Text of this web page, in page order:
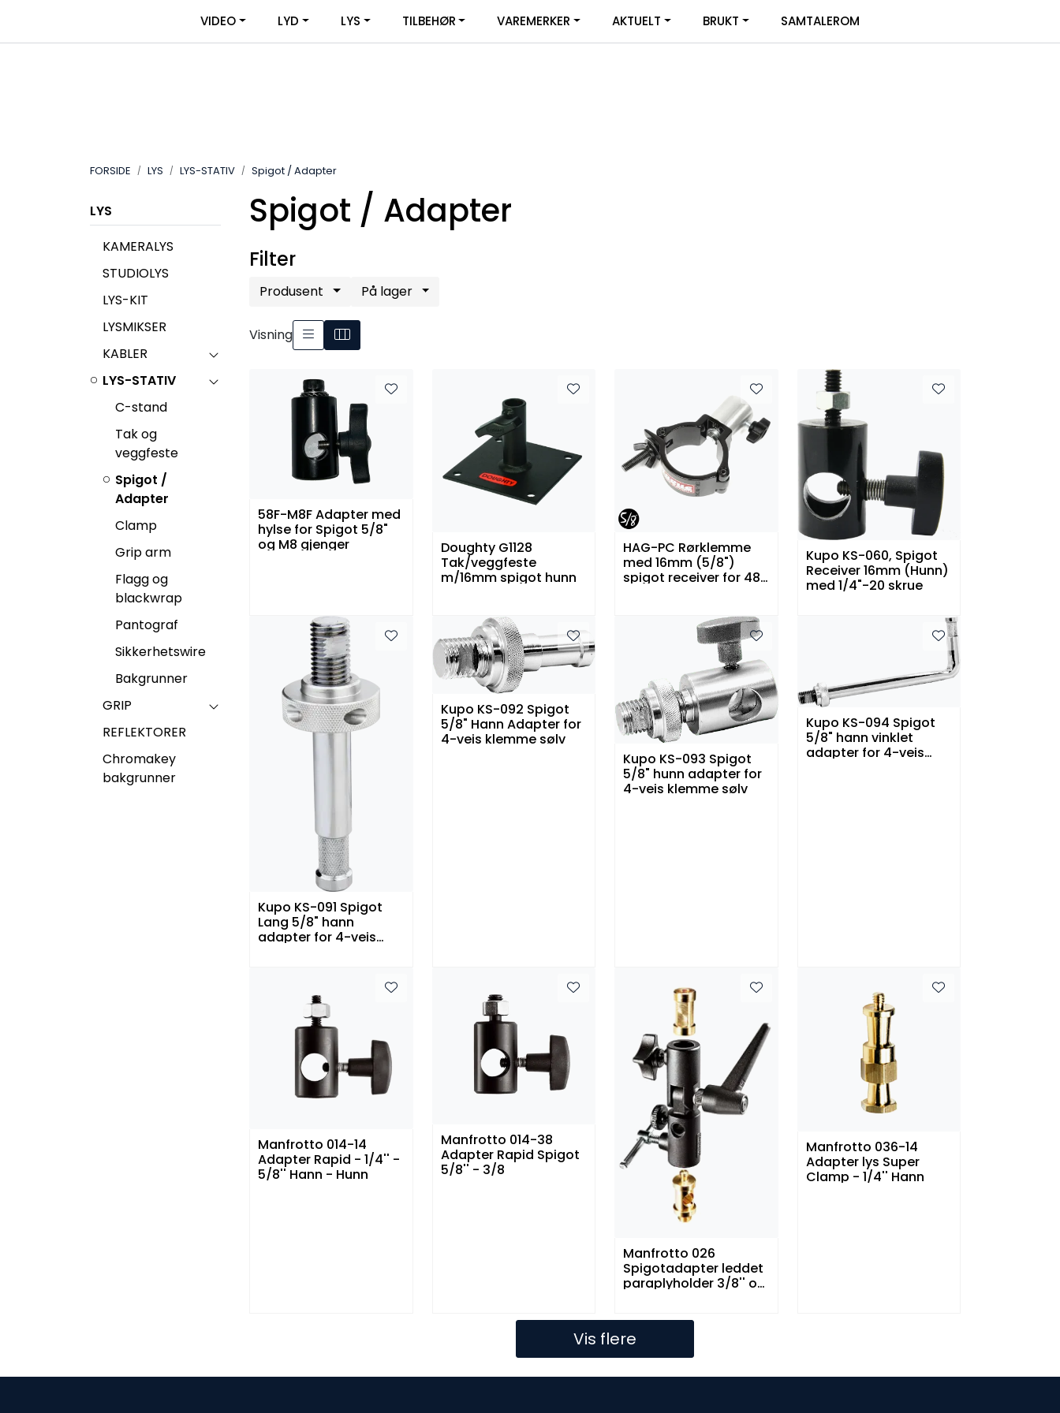
OM VIDEOUTSTYR | KONTAKT OSS SERVICE | FACEBOOK Infosenter Favoritter
VIDEO LYD LYS TILBEHØR VAREMERKER AKTUELT BRUKT SAMTALEROM
FORSIDE LYS LYS-STATIV Spigot / Adapter
LYS
KAMERALYS
STUDIOLYS
LYS-KIT
LYSMIKSER
KABLER
LYS-STATIV
C-stand
Tak og
veggfeste
Spigot /
Adapter
Clamp
Grip arm
Flagg og
blackwrap
Pantograf
Sikkerhetswire
Bakgrunner
GRIP
REFLEKTORER
Chromakey
bakgrunner
Spigot / Adapter
Filter
Produsent På lager
Visning
58F-M8F Adapter med
hylse for Spigot 5/8"
og M8 gjenger
Doughty G1128
Tak/veggfeste
m/16mm spigot hunn
HAG-PC Rørklemme
med 16mm (5/8")
spigot receiver for 48-
Kupo KS-060, Spigot
Receiver 16mm (Hunn)
med 1/4"-20 skrue
Kupo KS-091 Spigot
Lang 5/8" hann
adapter for 4-veis
Kupo KS-092 Spigot
5/8" Hann Adapter for
4-veis klemme sølv
Kupo KS-093 Spigot
5/8" hunn adapter for
4-veis klemme sølv
Kupo KS-094 Spigot
5/8" hann vinklet
adapter for 4-veis
Manfrotto 014-14
Adapter Rapid - 1/4'' -
5/8'' Hann - Hunn
Manfrotto 014-38
Adapter Rapid Spigot
5/8'' - 3/8
Manfrotto 026
Spigotadapter leddet
paraplyholder 3/8'' og
Manfrotto 036-14
Adapter lys Super
Clamp - 1/4'' Hann
Vis flere